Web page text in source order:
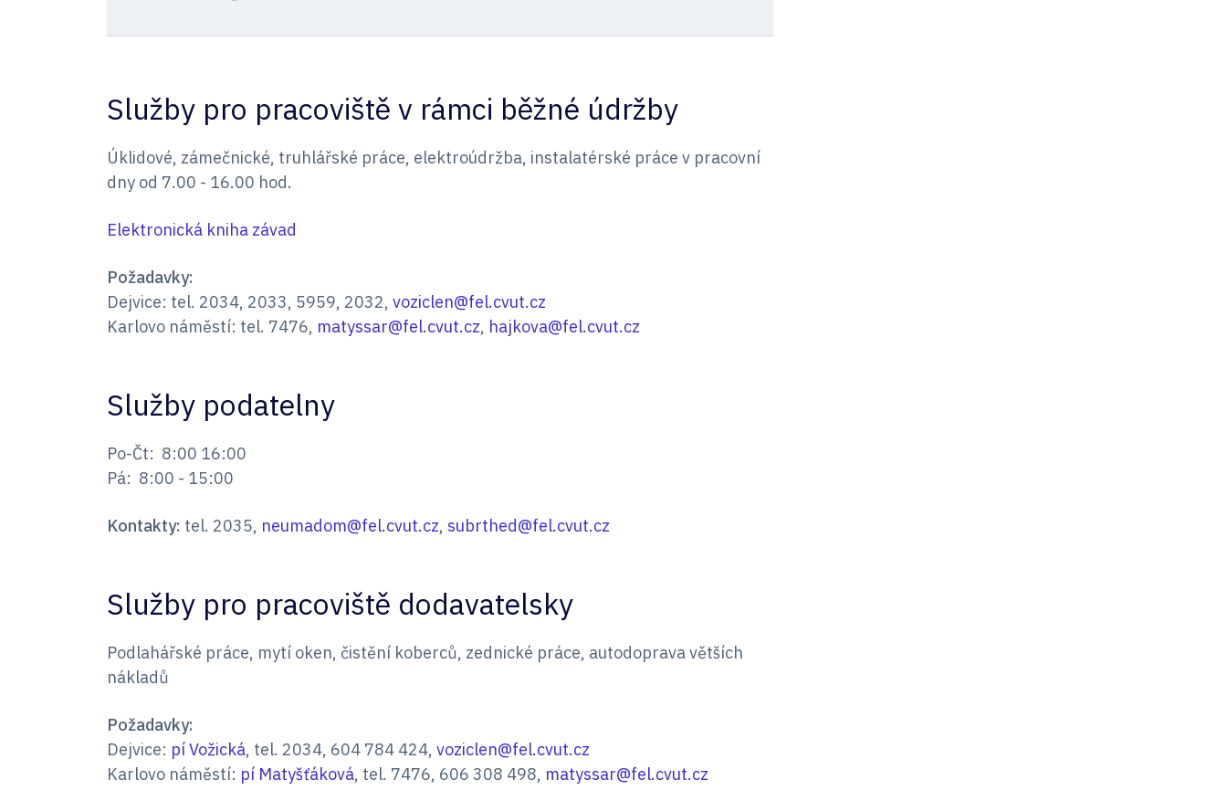
Služby pro pracoviště v rámci běžné údržby
Úklidové, zámečnické, truhlářské práce, elektroúdržba, instalatérské práce v pracovní
dny od 7.00 - 16.00 hod.
Elektronická kniha závad
Požadavky:
Dejvice: tel. 2034, 2033, 5959, 2032, voziclen@fel.cvut.cz
Karlovo náměstí: tel. 7476, matyssar@fel.cvut.cz, hajkova@fel.cvut.cz
Služby podatelny
Po-Čt: 8:00 16:00
Pá: 8:00 - 15:00
Kontakty: tel. 2035, neumadom@fel.cvut.cz, subrthed@fel.cvut.cz
Služby pro pracoviště dodavatelsky
Podlahářské práce, mytí oken, čistění koberců, zednické práce, autodoprava větších
nákladů
Požadavky:
Dejvice: pí Vožická, tel. 2034, 604 784 424, voziclen@fel.cvut.cz
Karlovo náměstí: pí Matyšťáková, tel. 7476, 606 308 498, matyssar@fel.cvut.cz